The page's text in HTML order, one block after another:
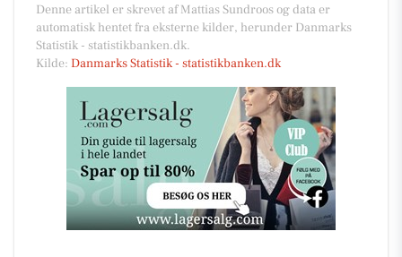
Denne artikel er skrevet af Mattias Sundroos og data er
automatisk hentet fra eksterne kilder, herunder Danmarks
Statistik - statistikbanken.dk.
Kilde: Danmarks Statistik - statistikbanken.dk